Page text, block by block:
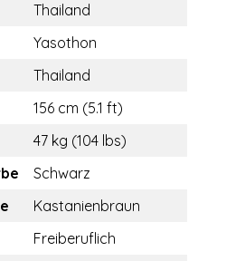
Thailand
Yasothon
Thailand
156 cm (5.1 ft)
47 kg (104 lbs)
Schwarz
Kastanienbraun
Freiberuflich